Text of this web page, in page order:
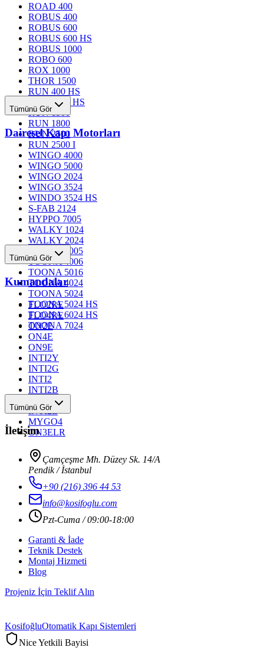
ROAD 400
ROBUS 400
ROBUS 600
ROBUS 600 HS
ROBUS 1000
ROBO 600
ROX 1000
THOR 1500
RUN 400 HS
RUN 1200 HS
RUN 1500
RUN 1800
RUN 2500
RUN 2500 I
Tümünü Gör
Dairesel Kapı Motorları
WINGO 4000
WINGO 5000
WINGO 2024
WINGO 3524
WINDO 3524 HS
S-FAB 2124
HYPPO 7005
WALKY 1024
WALKY 2024
TOONA 4005
TOONA 4006
TOONA 5016
TOONA 4024
TOONA 5024
TOONA 5024 HS
TOONA 6024 HS
TOONA 7024
Tümünü Gör
Kumandalar
FLO2RE
FLO4RE
ON2E
ON4E
ON9E
INTI2Y
INTI2G
INTI2
INTI2B
INTI2R
INTI2L
MYGO4
ON3ELR
Tümünü Gör
İletişim
Çamçeşme Mh. Düzey Sk. 14/A
Pendik / İstanbul
+90 (216) 396 44 53
info@kosifoglu.com
Pzt-Cuma / 09:00-18:00
Garanti & İade
Teknik Destek
Montaj Hizmeti
Blog
Projeniz İçin Teklif Alın
KosifoğluOtomatik Kapı Sistemleri
Nice Yetkili Bayisi